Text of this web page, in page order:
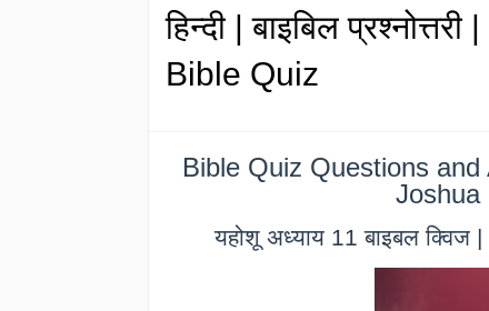
हिन्दी | बाइबिल
Bible Quiz
Bible Quiz Questions
Joshua
यहोशू अध्याय 11 बाइबल